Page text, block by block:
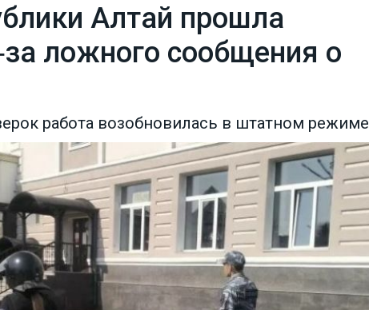
Алтай прошла
ложного сообщения о
работа возобновилась в штатном режиме